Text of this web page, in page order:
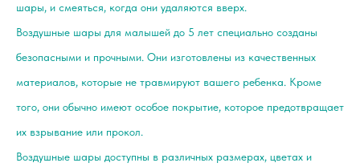
шары, и смеяться, когда они удаляются вверх.
Воздушные шары для малышей до 5 лет специально созданы
безопасными и прочными. Они изготовлены из качественных
материалов, которые не травмируют вашего ребенка. Кроме
того, они обычно имеют особое покрытие, которое предотвращает
их взрывание или прокол.
Воздушные шары доступны в различных размерах, цветах и